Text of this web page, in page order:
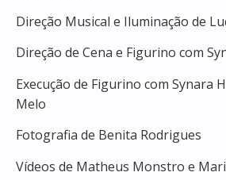
Direção Musical e Iluminação de
Direção de Cena e Figurino com
Execução de Figurino com Synara
Melo
Fotografia de Benita Rodrigues
Vídeos de Matheus Monstro e